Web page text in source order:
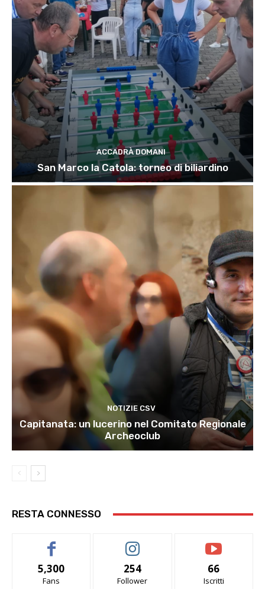
ACCADRÀ DOMANI
San Marco la Catola: torneo di biliardino
NOTIZIE CSV
Capitanata: un lucerino nel Comitato Regionale
Archeoclub
RESTA CONNESSO
5,300
Fans
254
Follower
66
Iscritti